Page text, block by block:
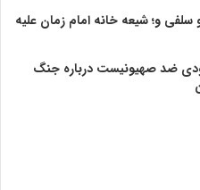
و؛ شیعه خانه امام زمان علیه
ضد صهیونیست درباره جنگ